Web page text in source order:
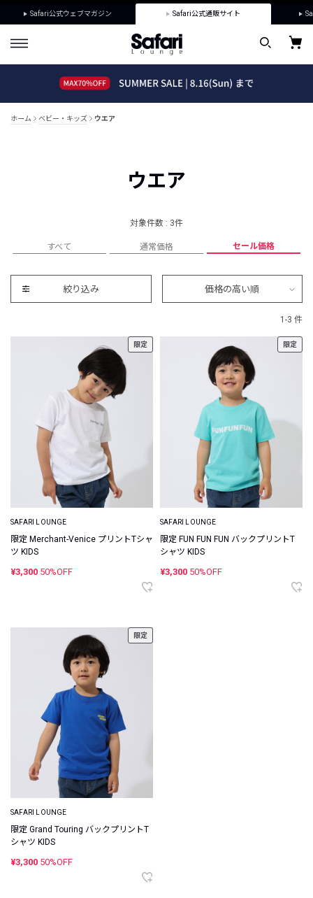
Safari公式ウェブマガジン Safari公式通販サイト
ホーム ベビー・キッズ ウエア
ウエア
対象件数 : 3件
すべて 通常価格 セール価格
絞り込み 価格の高い順
1-3 件
限定
SAFARI LOUNGE
限定 Merchant-Venice プリントTシャ
ツ KIDS
¥3,300 50%OFF
限定
SAFARI LOUNGE
限定 FUN FUN FUN バックプリントT
シャツ KIDS
¥3,300 50%OFF
限定
SAFARI LOUNGE
限定 Grand Touring バックプリントT
シャツ KIDS
¥3,300 50%OFF